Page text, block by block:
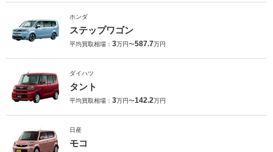
ホンダ
ステップワゴン
平均買取相場： 3万円〜587.7万円
ダイハツ
タント
平均買取相場： 3万円〜142.2万円
日産
モコ